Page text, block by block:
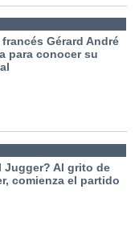
Gérard André
para conocer su
Jugger? Al grito de
comienza el partido